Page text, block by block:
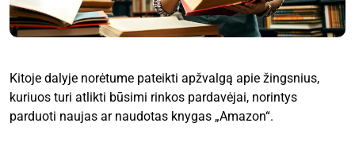
Kitoje dalyje norėtume pateikti apžvalgą apie žingsnius,
kuriuos turi atlikti būsimi rinkos pardavėjai, norintys
parduoti naujas ar naudotas knygas „Amazon“.